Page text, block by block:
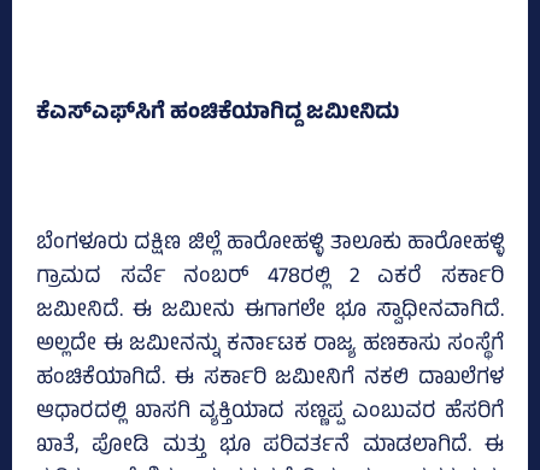
ಕೆಎಸ್‌ಎಫ್‌ಸಿಗೆ ಹಂಚಿಕೆಯಾಗಿದ್ದ ಜಮೀನಿದು
ಬೆಂಗಳೂರು ದಕ್ಷಿಣ ಜಿಲ್ಲೆ ಹಾರೋಹಳ್ಳಿ ತಾಲೂಕು ಹಾರೋಹಳ್ಳಿ
ಗ್ರಾಮದ ಸರ್ವೆ ನಂಬರ್ 478ರಲ್ಲಿ 2 ಎಕರೆ ಸರ್ಕಾರಿ
ಜಮೀನಿದೆ. ಈ ಜಮೀನು ಈಗಾಗಲೇ ಭೂ ಸ್ವಾಧೀನವಾಗಿದೆ.
ಅಲ್ಲದೇ ಈ ಜಮೀನನ್ನು ಕರ್ನಾಟಕ ರಾಜ್ಯ ಹಣಕಾಸು ಸಂಸ್ಥೆಗೆ
ಹಂಚಿಕೆಯಾಗಿದೆ. ಈ ಸರ್ಕಾರಿ ಜಮೀನಿಗೆ ನಕಲಿ ದಾಖಲೆಗಳ
ಆಧಾರದಲ್ಲಿ ಖಾಸಗಿ ವ್ಯಕ್ತಿಯಾದ ಸಣ್ಣಪ್ಪ ಎಂಬುವರ ಹೆಸರಿಗೆ
ಖಾತೆ, ಪೋಡಿ ಮತ್ತು ಭೂ ಪರಿವರ್ತನೆ ಮಾಡಲಾಗಿದೆ. ಈ